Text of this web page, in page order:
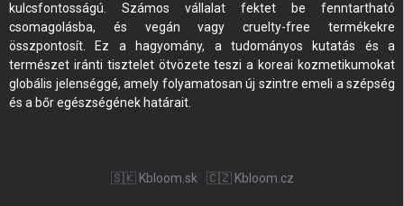
kulcsfontosságú. Számos vállalat fektet be fenntartható
csomagolásba, és vegán vagy cruelty-free termékekre
összpontosít. Ez a hagyomány, a tudományos kutatás és a
természet iránti tisztelet ötvözete teszi a koreai kozmetikumokat
globális jelenséggé, amely folyamatosan új szintre emeli a szépség
és a bőr egészségének határait.
🇸🇰 Kbloom.sk 🇨🇿 Kbloom.cz